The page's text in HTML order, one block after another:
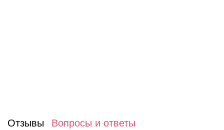
Отзывы Вопросы и ответы